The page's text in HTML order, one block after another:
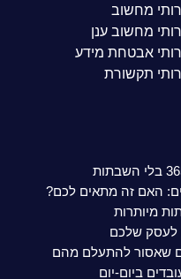
מחשוב
מחשוב ענן
אבטחת מידע
תקשורת
מיותרות
לעסק שלכם
ביום-יום